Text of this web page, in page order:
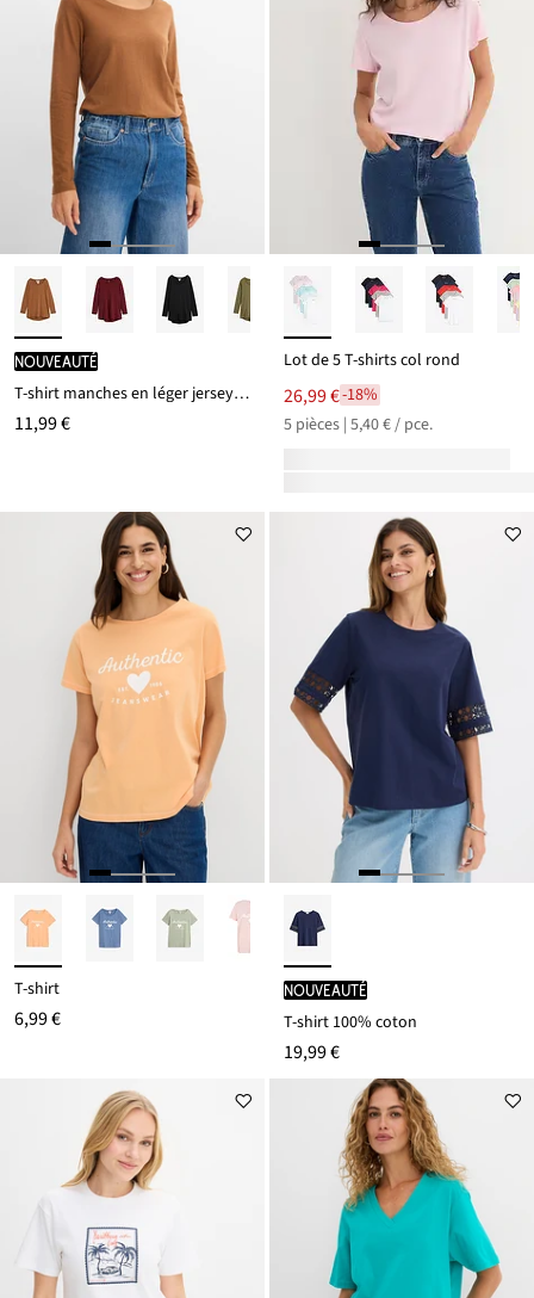
Nouveauté
T-shirt manches en léger jersey flammé
11,99 €
Lot de 5 T-shirts col rond
26,99 €-18%
5 pièces | 5,40 € / pce.
T-shirt
6,99 €
Nouveauté
T-shirt 100% coton
19,99 €